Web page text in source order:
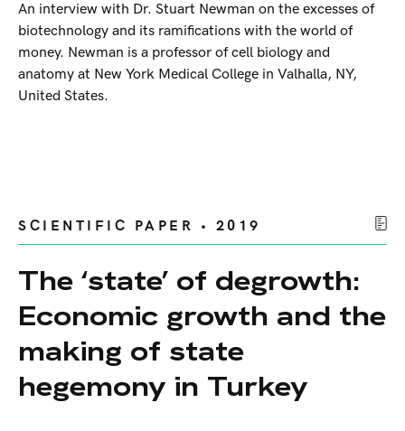
An interview with Dr. Stuart Newman on the excesses of
biotechnology and its ramifications with the world of
money. Newman is a professor of cell biology and
anatomy at New York Medical College in Valhalla, NY,
United States.
SCIENTIFIC PAPER • 2019
The ‘state’ of degrowth:
Economic growth and the
making of state
hegemony in Turkey